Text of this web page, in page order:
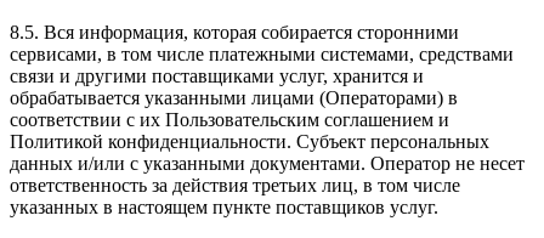
8.5. Вся информация, которая собирается сторонними
сервисами, в том числе платежными системами, средствами
связи и другими поставщиками услуг, хранится и
обрабатывается указанными лицами (Операторами) в
соответствии с их Пользовательским соглашением и
Политикой конфиденциальности. Субъект персональных
данных и/или с указанными документами. Оператор не несет
ответственность за действия третьих лиц, в том числе
указанных в настоящем пункте поставщиков услуг.